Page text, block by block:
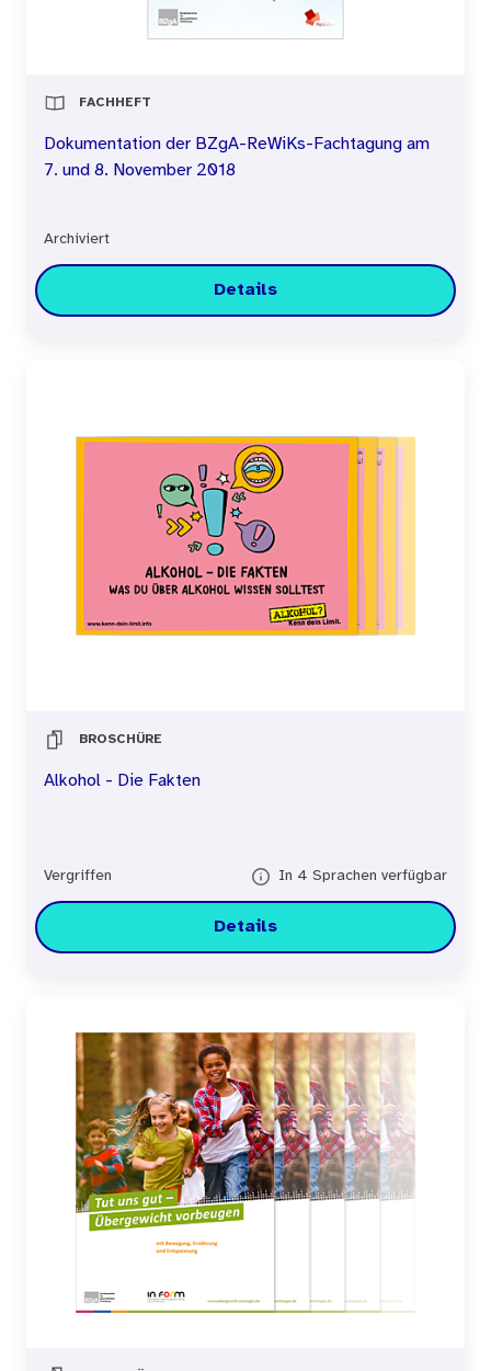
FACHHEFT
Dokumentation der BZgA-ReWiKs-Fachtagung am
7. und 8. November 2018
Archiviert
Details
BROSCHÜRE
Alkohol - Die Fakten
Vergriffen In 4 Sprachen verfügbar
Details